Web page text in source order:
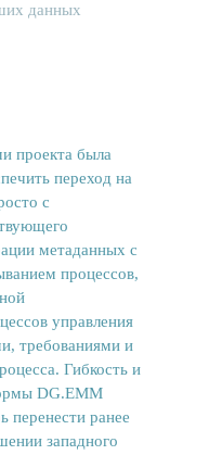
данных
проекта была
переход на
с
метаданных с
процессов,
управления
требованиями и
Гибкость и
DG.EMM
перенести ранее
западного